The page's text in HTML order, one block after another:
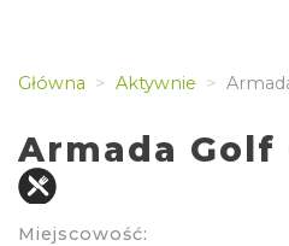
Główna Aktywnie
Armada Golf
Miejscowość: